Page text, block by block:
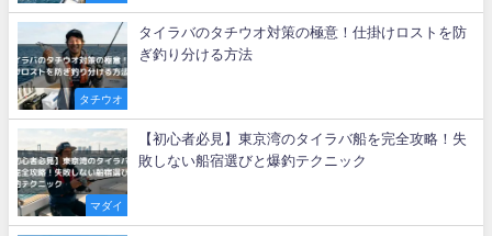
タチウオ
タイラバのタチウオ対策の極意！仕掛けロストを防
ぎ釣り分ける方法
マダイ
【初心者必見】東京湾のタイラバ船を完全攻略！失
敗しない船宿選びと爆釣テクニック